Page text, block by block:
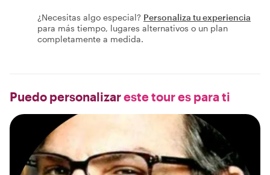
¿Necesitas algo especial? Personaliza tu experiencia
para más tiempo, lugares alternativos o un plan
completamente a medida.
Puedo personalizareste tour es para ti